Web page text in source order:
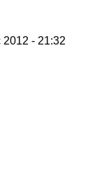
2012 - 21:32